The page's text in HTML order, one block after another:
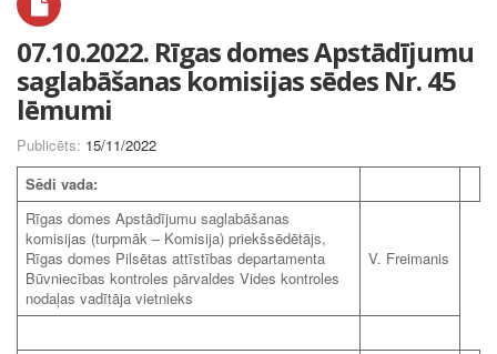
07.10.2022. Rīgas domes Apstādījumu
saglabāšanas komisijas sēdes Nr. 45
lēmumi
Publicēts: 15/11/2022
Sēdi vada:
Rīgas domes Apstādījumu saglabāšanas
komisijas (turpmāk – Komisija) priekšsēdētājs,
Rīgas domes Pilsētas attīstības departamenta
Būvniecības kontroles pārvaldes Vides kontroles
nodaļas vadītāja vietnieks
V. Freimanis